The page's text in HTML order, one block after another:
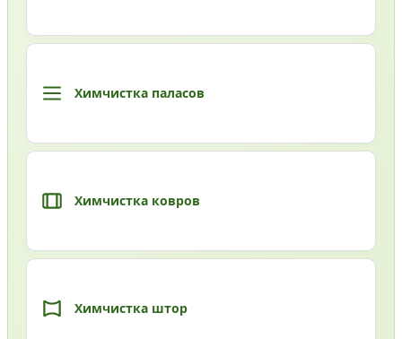
Химчистка паласов
Химчистка ковров
Химчистка штор